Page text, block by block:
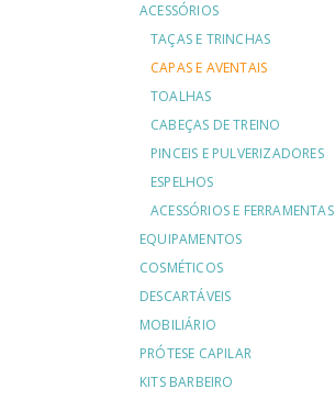
ACESSÓRIOS
TAÇAS E TRINCHAS
CAPAS E AVENTAIS
TOALHAS
CABEÇAS DE TREINO
PINCEIS E PULVERIZADORES
ESPELHOS
ACESSÓRIOS E FERRAMENTAS
EQUIPAMENTOS
COSMÉTICOS
DESCARTÁVEIS
MOBILIÁRIO
PRÓTESE CAPILAR
KITS BARBEIRO